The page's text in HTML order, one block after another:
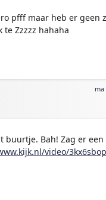
pfff maar heb er geen
Zzzzz hahaha
Bah! Zag er een
video/